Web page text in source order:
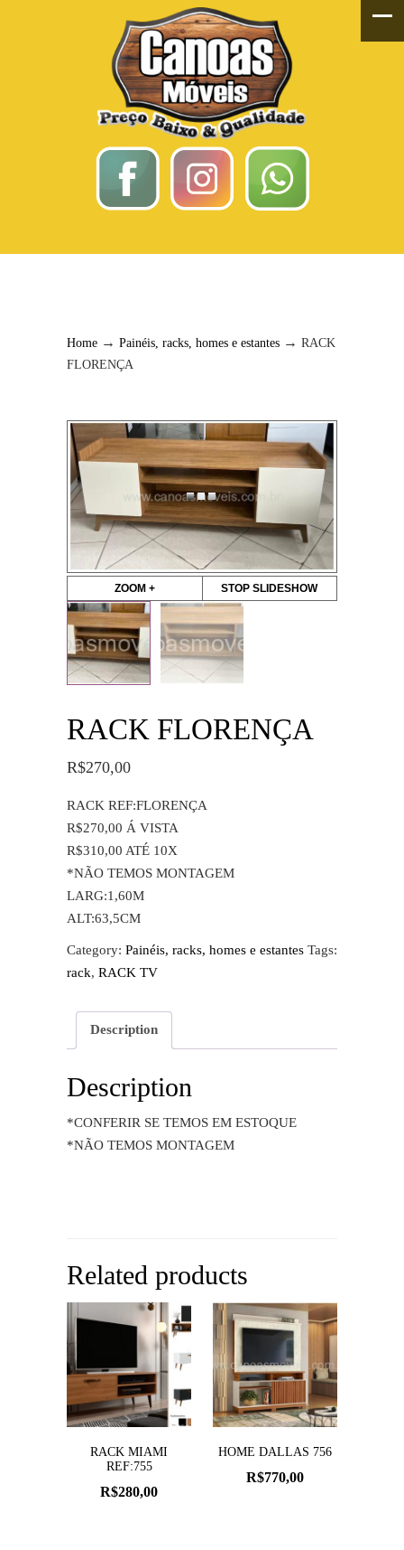
Home → Painéis, racks, homes e estantes → RACK
FLORENÇA
ZOOM + STOP SLIDESHOW
RACK FLORENÇA
R$270,00
RACK REF:FLORENÇA
R$270,00 Á VISTA
R$310,00 ATÉ 10X
*NÃO TEMOS MONTAGEM
LARG:1,60M
ALT:63,5CM
Category: Painéis, racks, homes e estantes Tags:
rack, RACK TV
Description
Description
*CONFERIR SE TEMOS EM ESTOQUE
*NÃO TEMOS MONTAGEM
Related products
RACK MIAMI
REF:755
R$280,00
HOME DALLAS 756
R$770,00